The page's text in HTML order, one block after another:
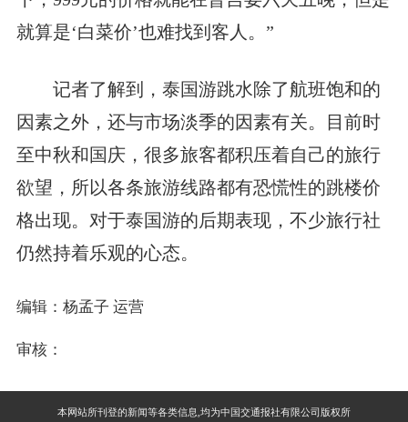
就算是‘白菜价’也难找到客人。”
记者了解到，泰国游跳水除了航班饱和的
因素之外，还与市场淡季的因素有关。目前时
至中秋和国庆，很多旅客都积压着自己的旅行
欲望，所以各条旅游线路都有恐慌性的跳楼价
格出现。对于泰国游的后期表现，不少旅行社
仍然持着乐观的心态。
编辑：杨孟子 运营
审核：
本网站所刊登的新闻等各类信息,均为中国交通报社有限公司版权所